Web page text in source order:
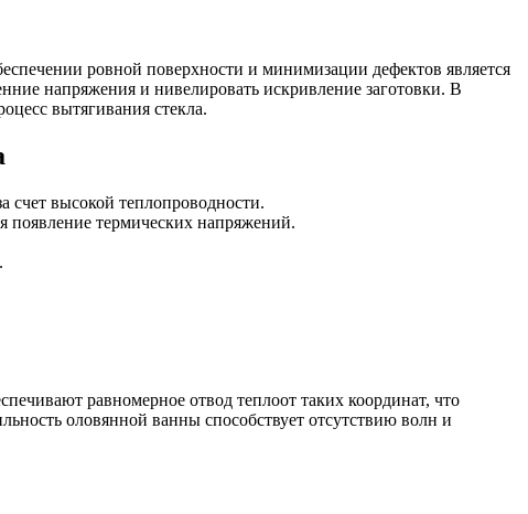
ровной поверхности и минимизации дефектов является
напряжения и нивелировать искривление заготовки. В
вытягивания стекла.
счет высокой теплопроводности.
появление термических напряжений.
равномерное отвод теплоот таких координат, что
оловянной ванны способствует отсутствию волн и